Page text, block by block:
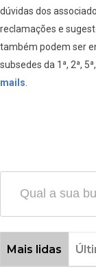
dúvidas dos
reclamações e
também podem ser
subsedes da 1ª, 2ª,
mails.
Mais lidas